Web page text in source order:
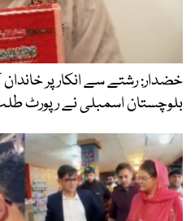
بلوچستان اسمبلی نے رپورٹ